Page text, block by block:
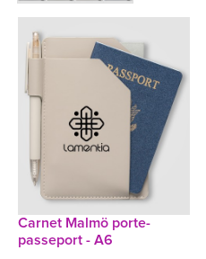
Carnet Malmö porte-
passeport - A6